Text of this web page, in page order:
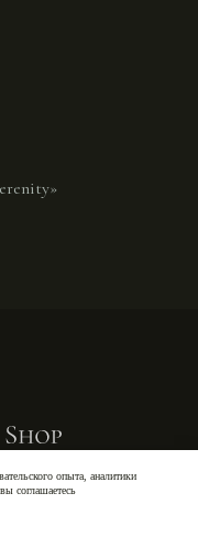
опыта, аналитики
соглашаетесь